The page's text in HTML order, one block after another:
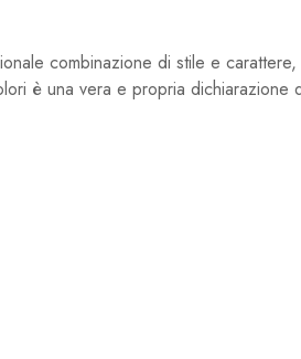
combinazione di stile e
è una vera e propria dichiarazione